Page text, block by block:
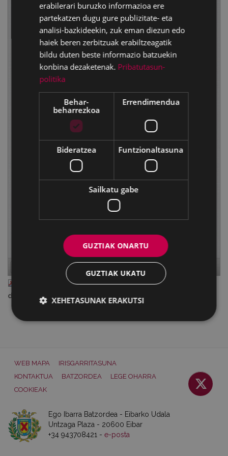
I_Mercedes_Kareaga_Beka-2-deialdia.pdf
document, 677 KB (693800 bytes)
WEB MAPA
IRISGARRITASUNA
KONTAKTUA
BATZORDEA
LEGE OHARRA
COOKIEAK
Ego Ibarra Batzordea - Eibarko Udala
Untzaga Plaza - 20600 Eibar
+34 943708421 - e-posta
erabilerari buruzko informazioa ere
partekatzen dugu gure publizitate- eta
analisi-bazkideekin, zuk eman diezun edo
haiek beren zerbitzuak erabiltzeagatik
bildu duten beste informazio batzuekin
konbina dezaketenak. Pribatutasun-
politika
Behar-
beharrezkoa
Errendimendua
Bideratzea Funtzionaltasuna
Sailkatu gabe
GUZTIAK ONARTU
GUZTIAK UKATU
XEHETASUNAK ERAKUTSI